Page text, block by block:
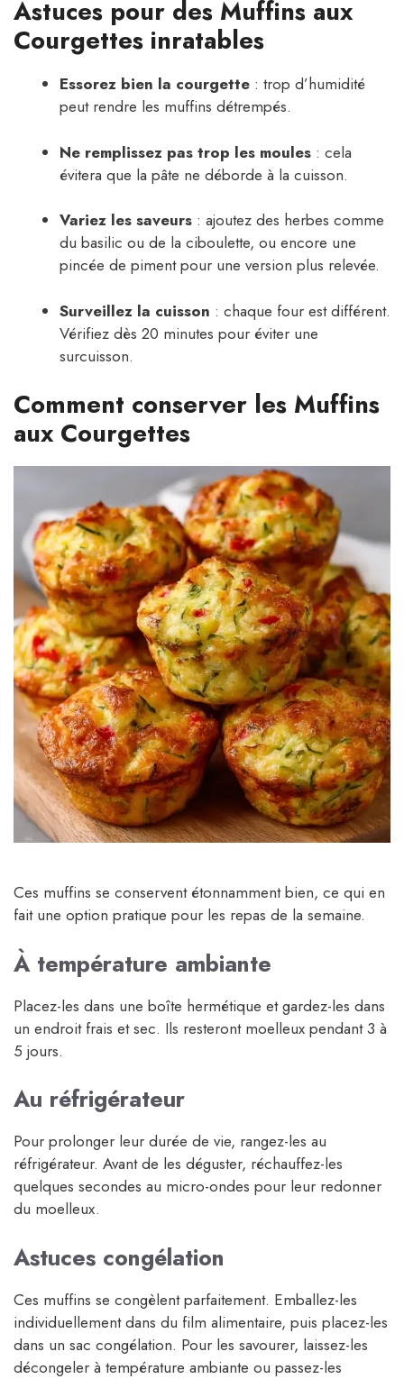
Astuces pour des Muffins aux
Courgettes inratables
Essorez bien la courgette : trop d’humidité
peut rendre les muffins détrempés.
Ne remplissez pas trop les moules : cela
évitera que la pâte ne déborde à la cuisson.
Variez les saveurs : ajoutez des herbes comme
du basilic ou de la ciboulette, ou encore une
pincée de piment pour une version plus relevée.
Surveillez la cuisson : chaque four est différent.
Vérifiez dès 20 minutes pour éviter une
surcuisson.
Comment conserver les Muffins
aux Courgettes
Ces muffins se conservent étonnamment bien, ce qui en
fait une option pratique pour les repas de la semaine.
À température ambiante
Placez-les dans une boîte hermétique et gardez-les dans
un endroit frais et sec. Ils resteront moelleux pendant 3 à
5 jours.
Au réfrigérateur
Pour prolonger leur durée de vie, rangez-les au
réfrigérateur. Avant de les déguster, réchauffez-les
quelques secondes au micro-ondes pour leur redonner
du moelleux.
Astuces congélation
Ces muffins se congèlent parfaitement. Emballez-les
individuellement dans du film alimentaire, puis placez-les
dans un sac congélation. Pour les savourer, laissez-les
décongeler à température ambiante ou passez-les